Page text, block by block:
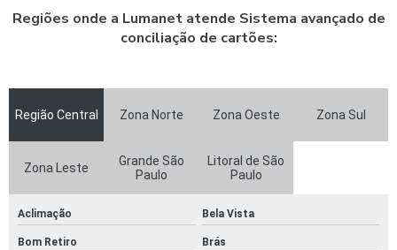
SERVIÇO DE AUDITORIA IFOOD
SERVIÇO DE CONCILIAÇÃO DE VENDAS ALELO
SERVIÇO DE CONCILIAÇÃO DE VENDAS IFOOD EM SÃO PAULO
Regiões onde a Lumanet atende Sistema avançado de
conciliação de cartões:
Região Central Zona Norte Zona Oeste Zona Sul
Zona Leste
Grande São
Paulo
Litoral de São
Paulo
Aclimação Bela Vista
Bom Retiro Brás